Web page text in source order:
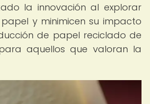
la innovación al explorar
y minimicen su impacto
de papel reciclado de
aquellos que valoran la